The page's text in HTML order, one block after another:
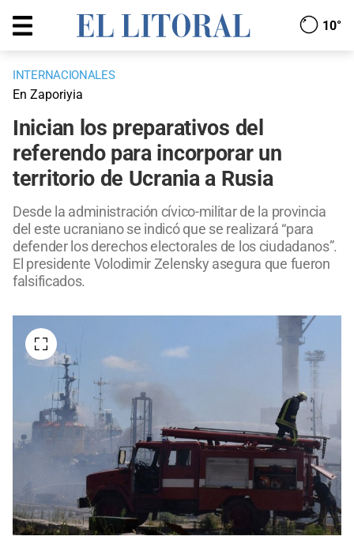
10°
INTERNACIONALES
En Zaporiyia
Inician los preparativos del
referendo para incorporar un
territorio de Ucrania a Rusia
Desde la administración cívico-militar de la provincia
del este ucraniano se indicó que se realizará “para
defender los derechos electorales de los ciudadanos”.
El presidente Volodimir Zelensky asegura que fueron
falsificados.